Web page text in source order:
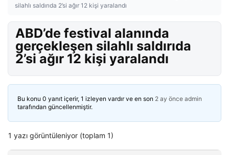
silahlı saldırıda 2’si ağır 12 kişi yaralandı
ABD’de festival alanında
gerçekleşen silahlı saldırıda
2’si ağır 12 kişi yaralandı
Bu konu 0 yanıt içerir, 1 izleyen vardır ve en son 2 ay önce admin
tarafından güncellenmiştir.
1 yazı görüntüleniyor (toplam 1)